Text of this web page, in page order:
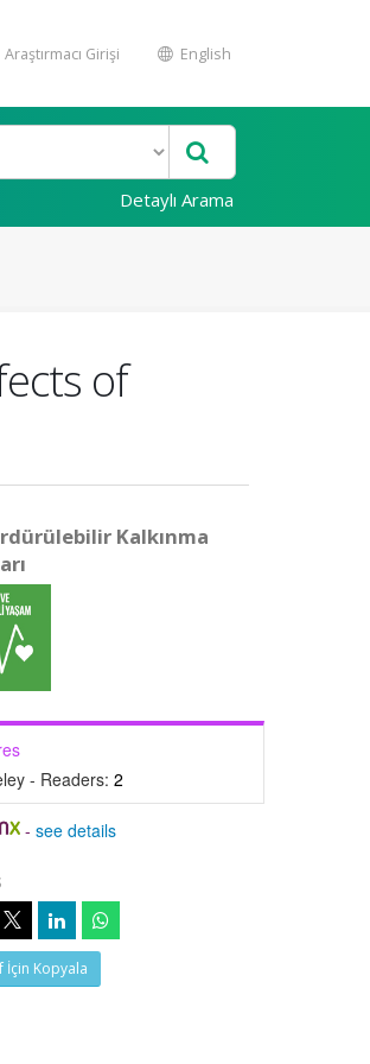
Araştırmacı Girişi English
Detaylı Arama
of
Kalkınma
- Readers: 2
-see details
İçin Kopyala